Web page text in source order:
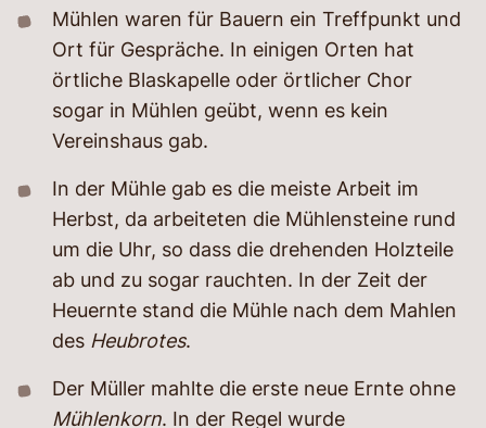
Mühlen waren für Bauern ein Treffpunkt und
Ort für Gespräche. In einigen Orten hat
örtliche Blaskapelle oder örtlicher Chor
sogar in Mühlen geübt, wenn es kein
Vereinshaus gab.
In der Mühle gab es die meiste Arbeit im
Herbst, da arbeiteten die Mühlensteine rund
um die Uhr, so dass die drehenden Holzteile
ab und zu sogar rauchten. In der Zeit der
Heuernte stand die Mühle nach dem Mahlen
des Heubrotes.
Der Müller mahlte die erste neue Ernte ohne
Mühlenkorn. In der Regel wurde